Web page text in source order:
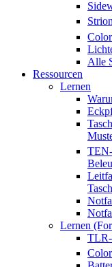
Strion
Alle
Ressourcen
Lernen
Lernen